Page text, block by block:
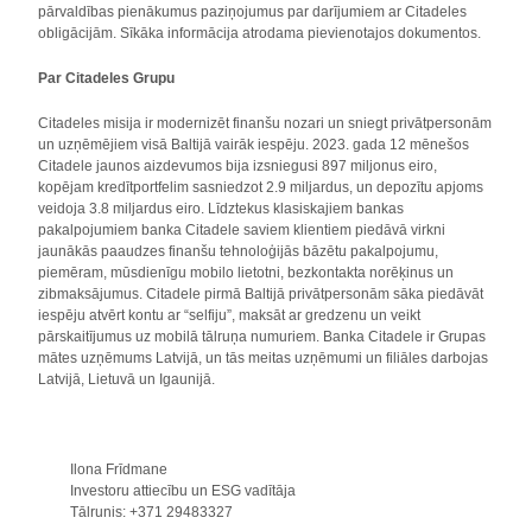
pārvaldības pienākumus paziņojumus par darījumiem ar Citadeles
obligācijām. Sīkāka informācija atrodama pievienotajos dokumentos.
Par Citadeles Grupu
Citadeles misija ir modernizēt finanšu nozari un sniegt privātpersonām
un uzņēmējiem visā Baltijā vairāk iespēju. 2023. gada 12 mēnešos
Citadele jaunos aizdevumos bija izsniegusi 897 miljonus eiro,
kopējam kredītportfelim sasniedzot 2.9 miljardus, un depozītu apjoms
veidoja 3.8 miljardus eiro. Līdztekus klasiskajiem bankas
pakalpojumiem banka Citadele saviem klientiem piedāvā virkni
jaunākās paaudzes finanšu tehnoloģijās bāzētu pakalpojumu,
piemēram, mūsdienīgu mobilo lietotni, bezkontakta norēķinus un
zibmaksājumus. Citadele pirmā Baltijā privātpersonām sāka piedāvāt
iespēju atvērt kontu ar “selfiju”, maksāt ar gredzenu un veikt
pārskaitījumus uz mobilā tālruņa numuriem. Banka Citadele ir Grupas
mātes uzņēmums Latvijā, un tās meitas uzņēmumi un filiāles darbojas
Latvijā, Lietuvā un Igaunijā.
Ilona Frīdmane
Investoru attiecību un ESG vadītāja
Tālrunis: +371 29483327